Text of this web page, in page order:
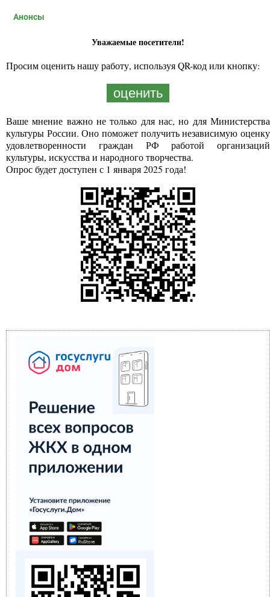
Анонсы
Уважаемые посетители!
Просим оценить нашу работу, используя QR-код или кнопку:
оценить
Ваше мнение важно не только для нас, но для Министерства
культуры России. Оно поможет получить независимую оценку
удовлетворенности граждан РФ работой организаций
культуры, искусства и народного творчества.
Опрос будет доступен с 1 января 2025 года!